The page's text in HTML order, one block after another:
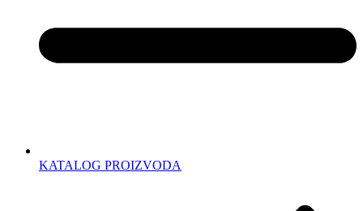
KATALOG PROIZVODA